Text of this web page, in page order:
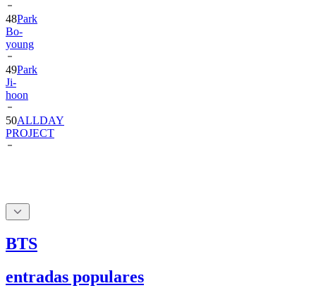
48Park
Bo-
young
49Park
Ji-
hoon
50ALLDAY
PROJECT
BTS
entradas populares